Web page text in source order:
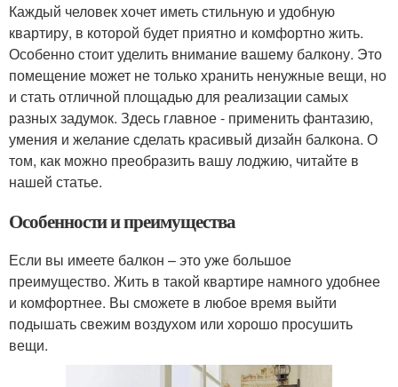
Каждый человек хочет иметь стильную и удобную
квартиру, в которой будет приятно и комфортно жить.
Особенно стоит уделить внимание вашему балкону. Это
помещение может не только хранить ненужные вещи, но
и стать отличной площадью для реализации самых
разных задумок. Здесь главное - применить фантазию,
умения и желание сделать красивый дизайн балкона. О
том, как можно преобразить вашу лоджию, читайте в
нашей статье.
Особенности и преимущества
Если вы имеете балкон – это уже большое
преимущество. Жить в такой квартире намного удобнее
и комфортнее. Вы сможете в любое время выйти
подышать свежим воздухом или хорошо просушить
вещи.